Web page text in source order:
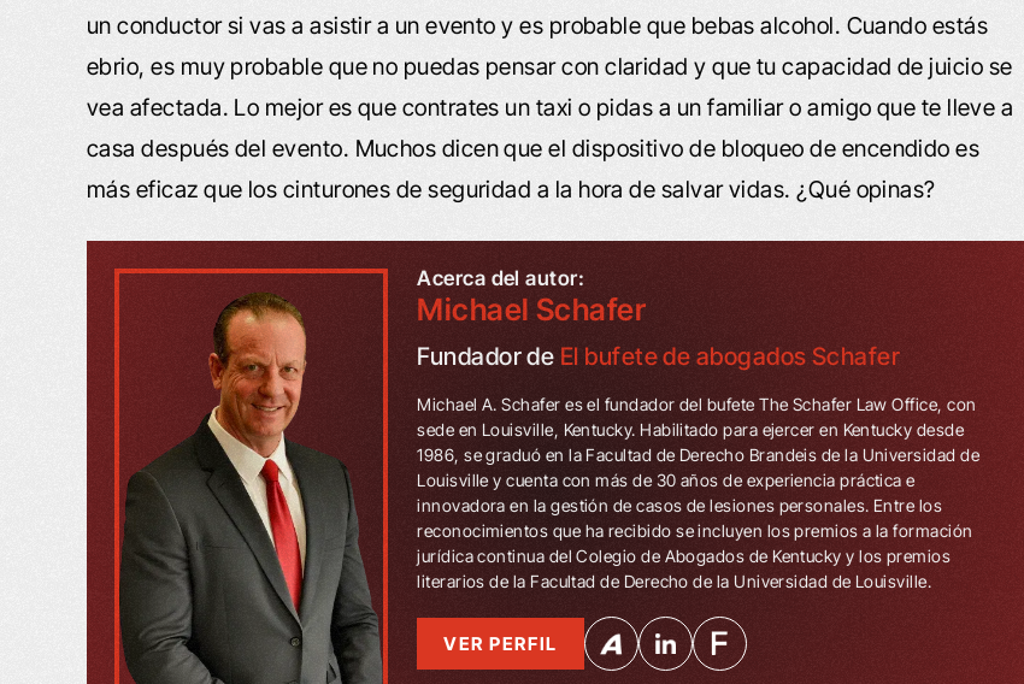
un conductor si vas a asistir a un evento y es probable que bebas alcohol. Cuando estás
ebrio, es muy probable que no puedas pensar con claridad y que tu capacidad de juicio se
vea afectada. Lo mejor es que contrates un taxi o pidas a un familiar o amigo que te lleve a
casa después del evento. Muchos dicen que el dispositivo de bloqueo de encendido es
más eficaz que los cinturones de seguridad a la hora de salvar vidas. ¿Qué opinas?
Acerca del autor:
Michael Schafer
Fundador de El bufete de abogados Schafer
Michael A. Schafer es el fundador del bufete The Schafer Law Office, con
sede en Louisville, Kentucky. Habilitado para ejercer en Kentucky desde
1986, se graduó en la Facultad de Derecho Brandeis de la Universidad de
Louisville y cuenta con más de 30 años de experiencia práctica e
innovadora en la gestión de casos de lesiones personales. Entre los
reconocimientos que ha recibido se incluyen los premios a la formación
jurídica continua del Colegio de Abogados de Kentucky y los premios
literarios de la Facultad de Derecho de la Universidad de Louisville.
VER PERFIL